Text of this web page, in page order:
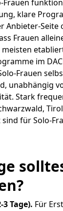
Frauen
klare
Anbieter-Seite
Frauen
im
Frauen
unabhängig
Stark
für Solo-
Tage). Für